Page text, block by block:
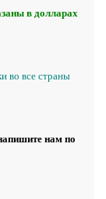
в долларах
во все страны
нам по